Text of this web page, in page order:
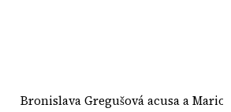
acusa a Mario Cimarro de